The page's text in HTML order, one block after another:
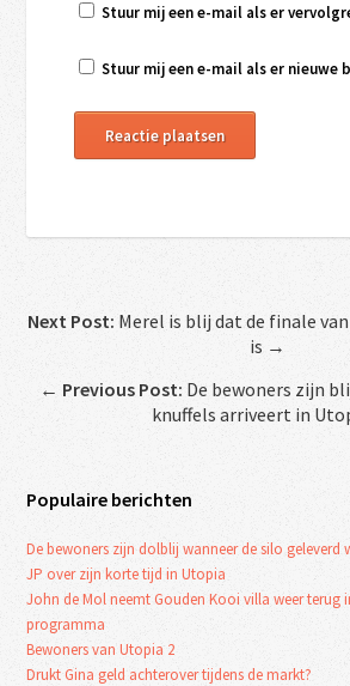
Stuur mij een e-mail als er
Stuur mij een e-mail als er nieuwe
Next Post: Merel is blij dat de finale
is →
← Previous Post: De bewoners zijn
knuffels arriveert in
Populaire berichten
De bewoners zijn dolblij wanneer de silo geleverd
JP over zijn korte tijd in Utopia
John de Mol neemt Gouden Kooi villa weer terug
programma
Bewoners van Utopia 2
Drukt Gina geld achterover tijdens de markt?